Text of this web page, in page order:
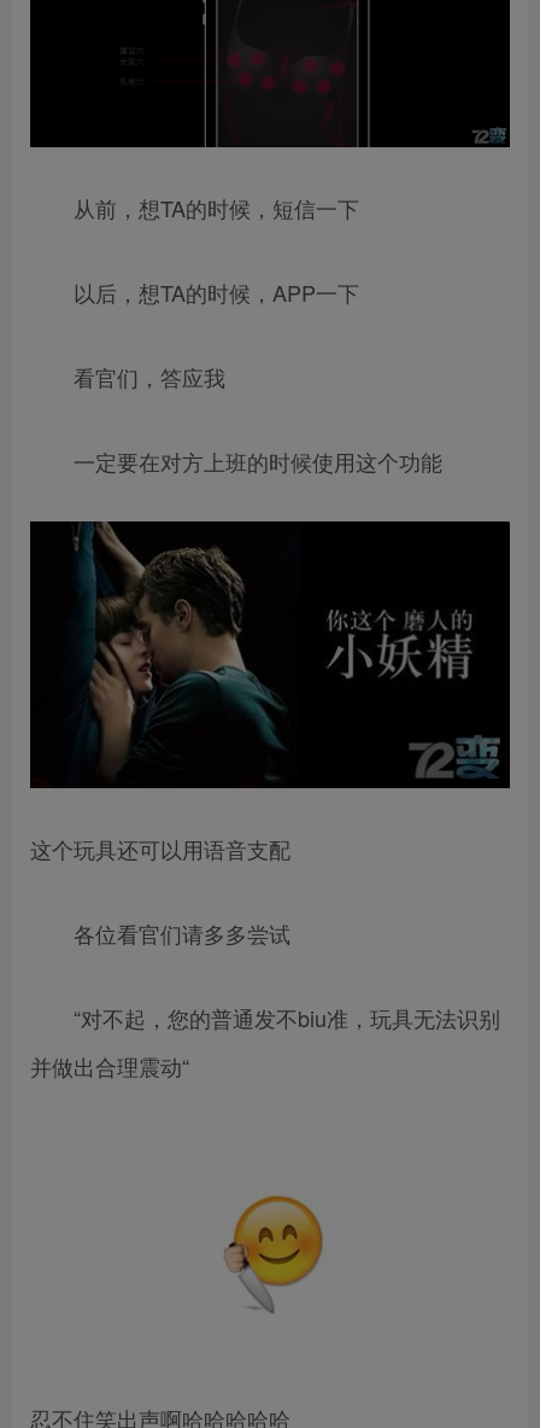
从前，想TA的时候，短信一下
以后，想TA的时候，APP一下
看官们，答应我
一定要在对方上班的时候使用这个功能
这个玩具还可以用语音支配
各位看官们请多多尝试
“对不起，您的普通发不biu准，玩具无法识别
并做出合理震动“
忍不住笑出声啊哈哈哈哈哈